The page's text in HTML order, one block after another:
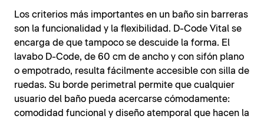
Los criterios más importantes en un baño sin barreras
son la funcionalidad y la flexibilidad. D-Code Vital se
encarga de que tampoco se descuide la forma. El
lavabo D-Code, de 60 cm de ancho y con sifón plano
o empotrado, resulta fácilmente accesible con silla de
ruedas. Su borde perimetral permite que cualquier
usuario del baño pueda acercarse cómodamente:
comodidad funcional y diseño atemporal que hacen la